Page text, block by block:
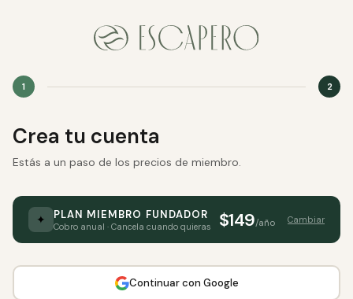
1 2
Crea tu cuenta
Estás a un paso de los precios de miembro.
✦ PLAN MIEMBRO FUNDADOR
Cobro anual · Cancela cuando quieras $149/año Cambiar
Continuar con Google